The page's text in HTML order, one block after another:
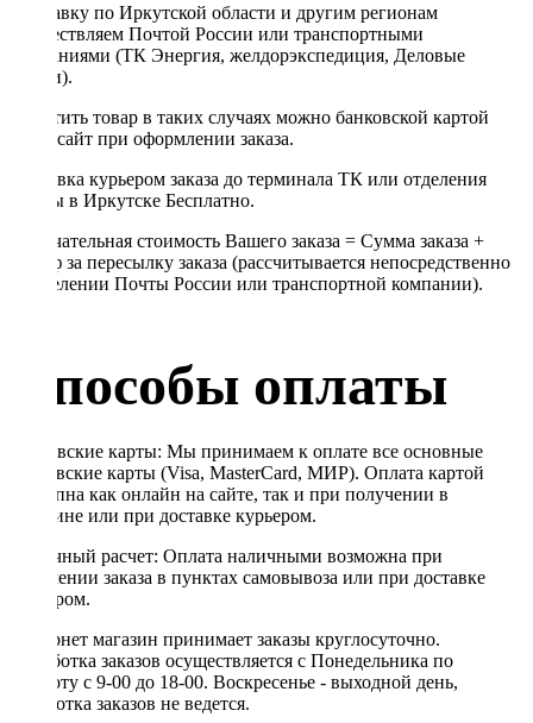
Отправку по Иркутской области и другим регионам
осуществляем Почтой России или транспортными
компаниями (ТК Энергия, желдорэкспедиция, Деловые
линии).
Оплатить товар в таких случаях можно банковской картой
через сайт при оформлении заказа.
Доставка курьером заказа до терминала ТК или отделения
Почты в Иркутске Бесплатно.
Окончательная стоимость Вашего заказа = Сумма заказа +
Тариф за пересылку заказа (рассчитывается непосредственно
в отделении Почты России или транспортной компании).
Способы оплаты
Банковские карты: Мы принимаем к оплате все основные
банковские карты (Visa, MasterCard, МИР). Оплата картой
доступна как онлайн на сайте, так и при получении в
магазине или при доставке курьером.
Наличный расчет: Оплата наличными возможна при
получении заказа в пунктах самовывоза или при доставке
курьером.
Интернет магазин принимает заказы круглосуточно.
Обработка заказов осуществляется с Понедельника по
Субботу с 9-00 до 18-00. Воскресенье - выходной день,
обработка заказов не ведется.